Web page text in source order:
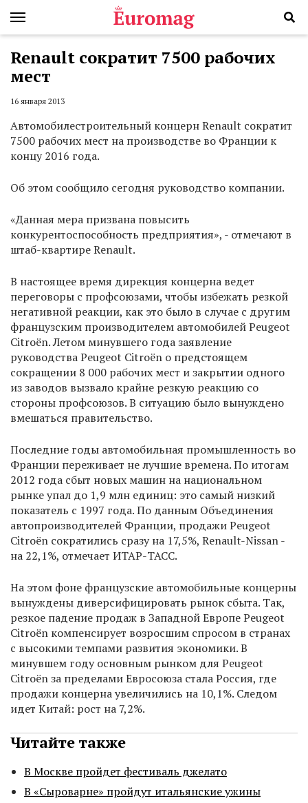
Renault сократит 7500 рабочих
мест
16 января 2013
Автомобилестроительный концерн Renault сократит
7500 рабочих мест на производстве во Франции к
концу 2016 года.
Об этом сообщило сегодня руководство компании.
«Данная мера призвана повысить
конкурентоспособность предприятия», - отмечают в
штаб-квартире Renault.
В настоящее время дирекция концерна ведет
переговоры с профсоюзами, чтобы избежать резкой
негативной реакции, как это было в случае с другим
французским производителем автомобилей Peugeot
Citroën. Летом минувшего года заявление
руководства Peugeot Citroën о предстоящем
сокращении 8 000 рабочих мест и закрытии одного
из заводов вызвало крайне резкую реакцию со
стороны профсоюзов. В ситуацию было вынуждено
вмешаться правительство.
Последние годы автомобильная промышленность во
Франции переживает не лучшие времена. По итогам
2012 года сбыт новых машин на национальном
рынке упал до 1,9 млн единиц: это самый низкий
показатель с 1997 года. По данным Объединения
автопроизводителей Франции, продажи Peugeot
Citroën сократились сразу на 17,5%, Renault-Nissan -
на 22,1%, отмечает ИТАР-ТАСС.
На этом фоне французские автомобильные концерны
вынуждены диверсифицировать рынок сбыта. Так,
резкое падение продаж в Западной Европе Peugeot
Citroën компенсирует возросшим спросом в странах
с высокими темпами развития экономики. В
минувшем году основным рынком для Peugeot
Citroën за пределами Евросоюза стала Россия, где
продажи концерна увеличились на 10,1%. Следом
идет Китай: рост на 7,2%.
Читайте также
В Москве пройдет фестиваль джелато
В «Сыроварне» пройдут итальянские ужины